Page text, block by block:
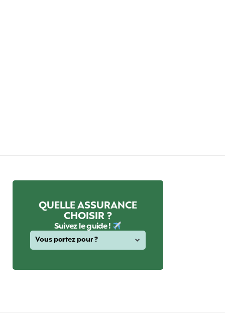
QUELLE ASSURANCE
CHOISIR ?
Suivez le guide !